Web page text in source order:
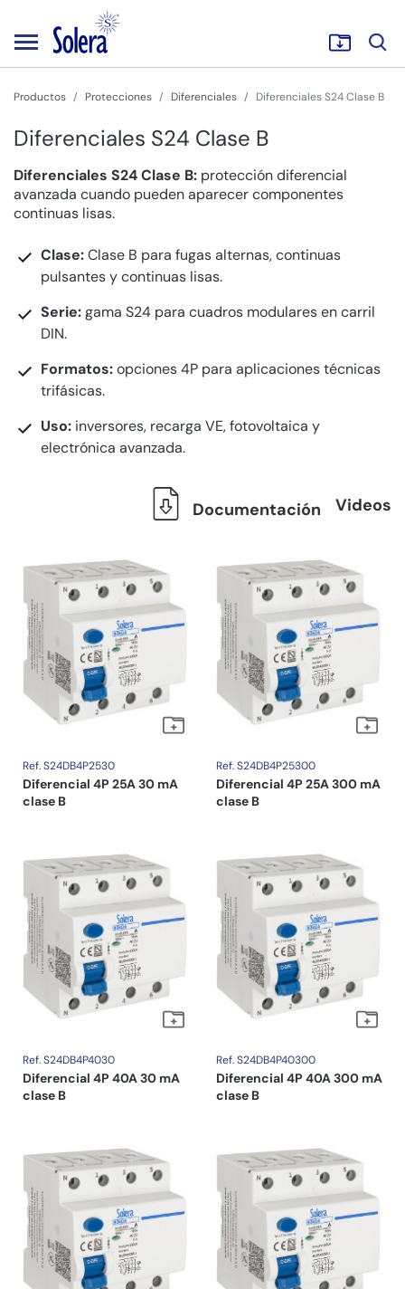
Productos Protecciones Diferenciales Diferenciales S24 Clase B
Diferenciales S24 Clase B
Diferenciales S24 Clase B: protección diferencial
avanzada cuando pueden aparecer componentes
continuas lisas.
Clase:Clase B para fugas alternas, continuas
pulsantes y continuas lisas.
Serie:gama S24 para cuadros modulares en carril
DIN.
Formatos:opciones 4P para aplicaciones técnicas
trifásicas.
Uso: inversores, recarga VE, fotovoltaica y
electrónica avanzada.
Documentación Videos
Ref. S24DB4P2530
Diferencial 4P 25A 30 mA
clase B
Ref. S24DB4P25300
Diferencial 4P 25A 300 mA
clase B
Ref. S24DB4P4030
Diferencial 4P 40A 30 mA
clase B
Ref. S24DB4P40300
Diferencial 4P 40A 300 mA
clase B